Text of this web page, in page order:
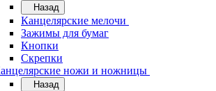
Назад
Канцелярские мелочи
Зажимы для бумаг
Кнопки
Скрепки
ножи и ножницы
Назад